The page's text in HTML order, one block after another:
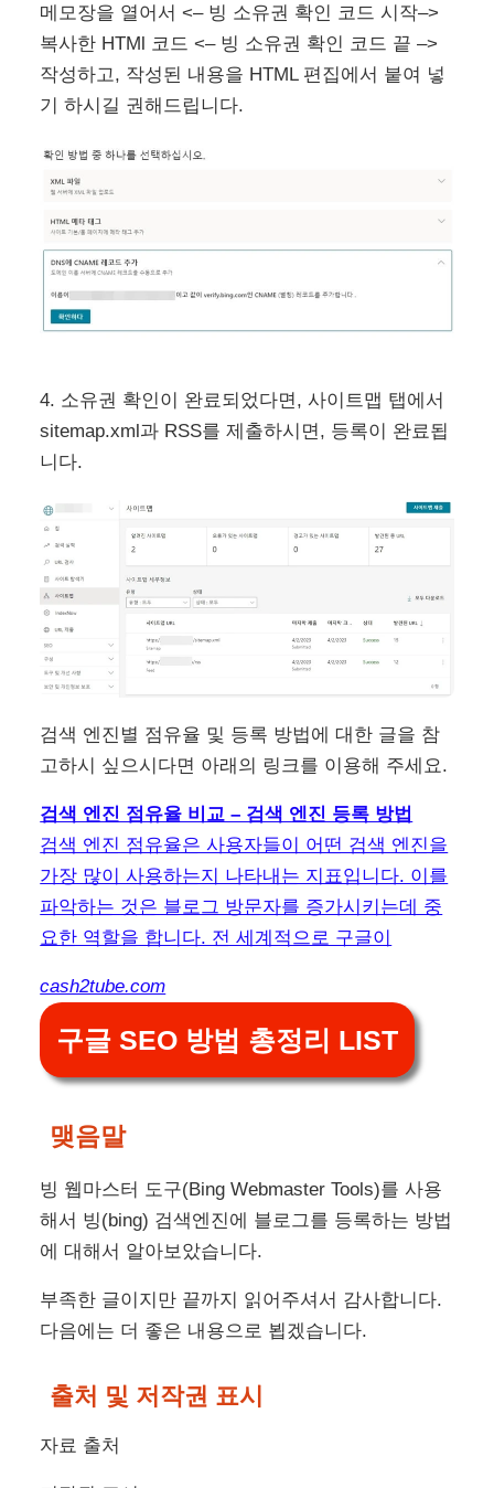
메모장을 열어서 <– 빙 소유권 확인 코드 시작–>
복사한 HTMl 코드 <– 빙 소유권 확인 코드 끝 –>
작성하고, 작성된 내용을 HTML 편집에서 붙여 넣
기 하시길 권해드립니다.
4. 소유권 확인이 완료되었다면, 사이트맵 탭에서
sitemap.xml과 RSS를 제출하시면, 등록이 완료됩
니다.
검색 엔진별 점유율 및 등록 방법에 대한 글을 참
고하시 싶으시다면 아래의 링크를 이용해 주세요.
검색 엔진 점유율 비교 – 검색 엔진 등록 방법
검색 엔진 점유율은 사용자들이 어떤 검색 엔진을
가장 많이 사용하는지 나타내는 지표입니다. 이를
파악하는 것은 블로그 방문자를 증가시키는데 중
요한 역할을 합니다. 전 세계적으로 구글이
cash2tube.com
구글 SEO 방법 총정리 LIST
맺음말
빙 웹마스터 도구(Bing Webmaster Tools)를 사용
해서 빙(bing) 검색엔진에 블로그를 등록하는 방법
에 대해서 알아보았습니다.
부족한 글이지만 끝까지 읽어주셔서 감사합니다.
다음에는 더 좋은 내용으로 뵙겠습니다.
출처 및 저작권 표시
자료 출처